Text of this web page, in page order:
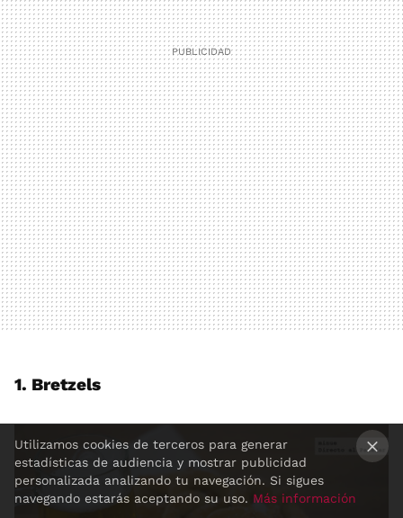
1. Bretzels
Utilizamos cookies de terceros para generar
estadísticas de audiencia y mostrar publicidad
personalizada analizando tu navegación. Si sigues
navegando estarás aceptando su uso. Más información